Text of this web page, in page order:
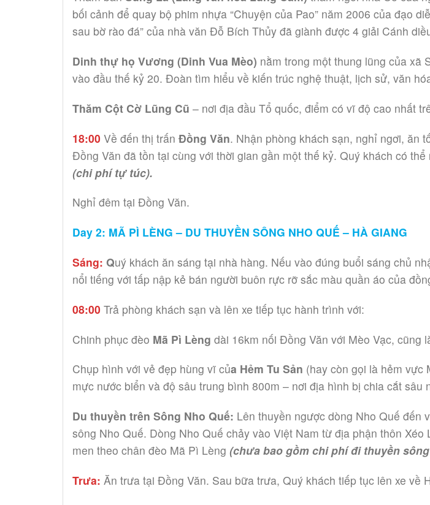
bối cảnh để quay bộ phim nhựa “Chuyện của Pao” năm 2006 của đạo
sau bờ rào đá” của nhà văn Đỗ Bích Thủy đã giành được 4 giải Cánh
Dinh thự họ Vương (Dinh Vua Mèo) nằm trong một thung lũng của xã
vào đầu thế kỷ 20. Đoàn tìm hiểu về kiến trúc nghệ thuật, lịch sử, văn
Thăm Cột Cờ Lũng Cũ – nơi địa đầu Tổ quốc, điểm có vĩ độ cao nhất
18:00 Về đến thị trấn Đồng Văn. Nhận phòng khách sạn, nghỉ ngơi, ăn
Đồng Văn đã tồn tại cùng với thời gian gần một thế kỷ. Quý khách có
(chi phí tự túc).
Nghỉ đêm tại Đồng Văn.
Day 2: MÃ PÌ LÈNG – DU THUYỀN SÔNG NHO QUẾ – HÀ GIANG
Sáng: Quý khách ăn sáng tại nhà hàng. Nếu vào đúng buổi sáng chủ
nổi tiếng với tấp nập kẻ bán người buôn rực rỡ sắc màu quần áo của
08:00 Trả phòng khách sạn và lên xe tiếp tục hành trình với:
Chinh phục đèo Mã Pì Lèng dài 16km nối Đồng Văn với Mèo Vạc, cũng
Chụp hình với vẻ đẹp hùng vĩ của Hẻm Tu Sản (hay còn gọi là hẻm vực
mực nước biển và độ sâu trung bình 800m – nơi địa hình bị chia cắt sâu
Du thuyền trên Sông Nho Quế: Lên thuyền ngược dòng Nho Quế đến
sông Nho Quế. Dòng Nho Quế chảy vào Việt Nam từ địa phận thôn
men theo chân đèo Mã Pì Lèng (chưa bao gồm chi phí đi thuyền
Trưa: Ăn trưa tại Đồng Văn. Sau bữa trưa, Quý khách tiếp tục lên xe về